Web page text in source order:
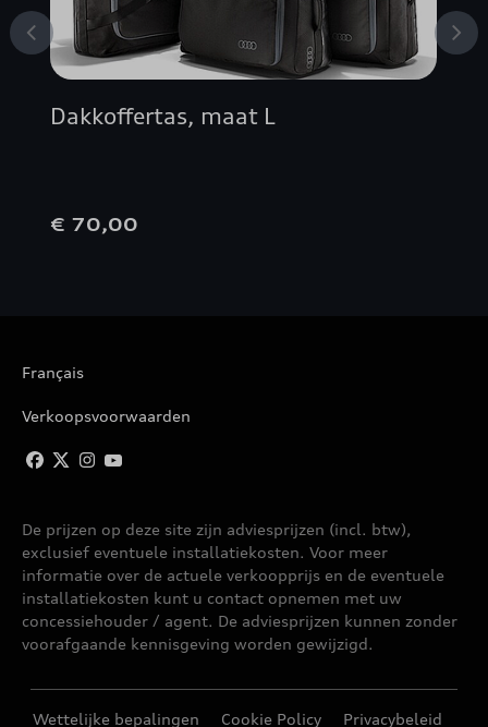
A5 AVANT
A5 BERLINE
A6 AVANT E-TRON
A7 SPORTBACK
A8
Dakkoffertas, maat L
€ 70,00
Français
Verkoopsvoorwaarden
De prijzen op deze site zijn adviesprijzen (incl. btw),
exclusief eventuele installatiekosten. Voor meer
informatie over de actuele verkoopprijs en de eventuele
installatiekosten kunt u contact opnemen met uw
concessiehouder / agent. De adviesprijzen kunnen zonder
voorafgaande kennisgeving worden gewijzigd.
Wettelijke bepalingen Cookie Policy Privacybeleid